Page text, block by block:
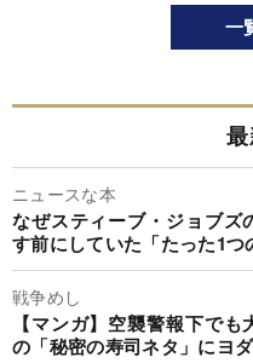
一
ニュースな本
なぜスティーブ・ジョブズ
す前にしていた「たった1つ
戦争めし
【マンガ】空襲警報下で
の「秘密の寿司ネタ」にヨ